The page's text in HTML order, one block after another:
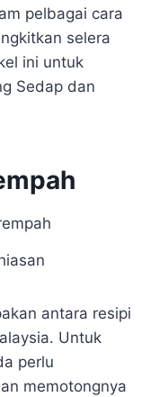
pelbagai cara
selera
ini untuk
Sedap dan
antara resipi
Untuk
perlu
memotongnya